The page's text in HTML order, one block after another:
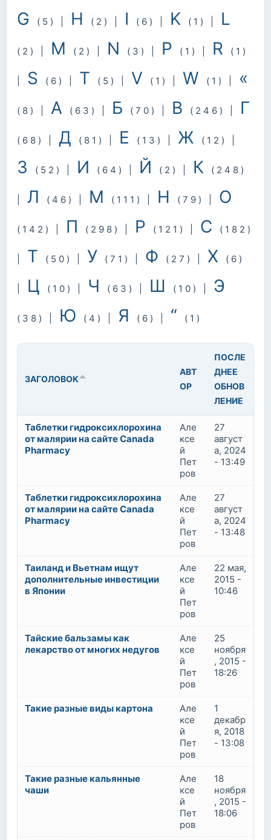
G (5) H (2) I (6) K (1) L
(2) M (2) N (3) P (1) R (1)
S (6) T (5) V (1) W (1) «
(8) А (63) Б (70) В (246) Г
(68) Д (81) Е (13) Ж (12)
З (52) И (64) Й (2) К (248)
Л (46) М (111) Н (79) О
(142) П (298) Р (121) С (182)
Т (50) У (71) Ф (27) Х (6)
Ц (10) Ч (63) Ш (10) Э
(38) Ю (4) Я (6) “ (1)
ЗАГОЛОВОК
АВТ
ОР
ПОСЛЕ
ДНЕЕ
ОБНОВ
ЛЕНИЕ
Таблетки гидроксихлорохина
от малярии на сайте Canada
Pharmacy
Але
ксе
й
Пет
ров
27
август
а, 2024
- 13:49
Таблетки гидроксихлорохина
от малярии на сайте Canada
Pharmacy
Але
ксе
й
Пет
ров
27
август
а, 2024
- 13:48
Таиланд и Вьетнам ищут
дополнительные инвестиции
в Японии
Але
ксе
й
Пет
ров
22 мая,
2015 -
10:46
Тайские бальзамы как
лекарство от многих недугов
Але
ксе
й
Пет
ров
25
ноября
, 2015 -
18:26
Такие разные виды картона
Але
ксе
й
Пет
ров
1
декабр
я, 2018
- 13:08
Такие разные кальянные
чаши
Але
ксе
й
Пет
ров
18
ноября
, 2015 -
18:06